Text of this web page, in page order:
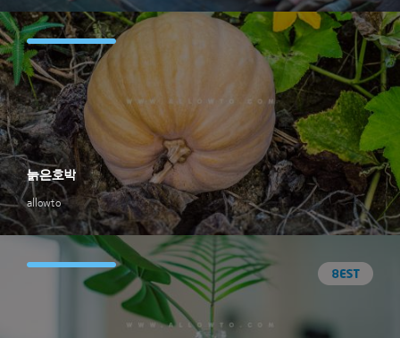
allowto
늙은호박